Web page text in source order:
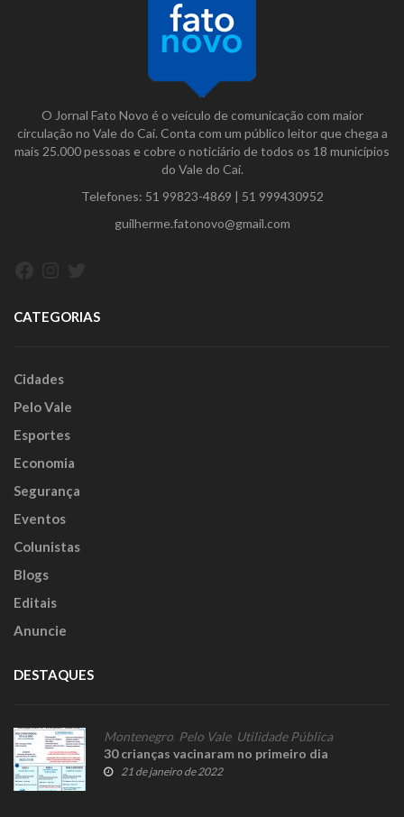
O Jornal Fato Novo é o veículo de comunicação com maior
circulação no Vale do Caí. Conta com um público leitor que chega a
mais 25.000 pessoas e cobre o noticiário de todos os 18 municípios
do Vale do Caí.
Telefones: 51 99823-4869 | 51 999430952
guilherme.fatonovo@gmail.com
CATEGORIAS
Cidades
Pelo Vale
Esportes
Economia
Segurança
Eventos
Colunistas
Blogs
Editais
Anuncie
DESTAQUES
Montenegro Pelo Vale, Utilidade Pública
30 crianças vacinaram no primeiro dia
21 de janeiro de 2022